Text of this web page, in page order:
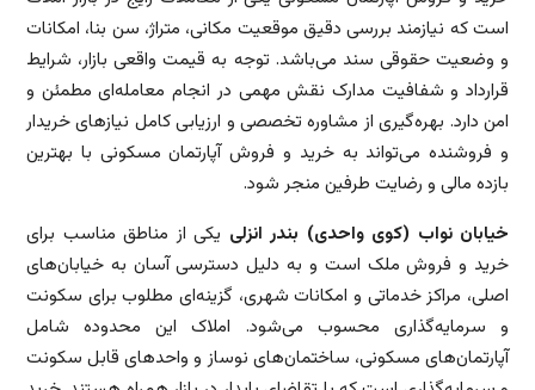
است که نیازمند بررسی دقیق موقعیت مکانی، متراژ، سن بنا، امکانات
و وضعیت حقوقی سند می‌باشد. توجه به قیمت واقعی بازار، شرایط
قرارداد و شفافیت مدارک نقش مهمی در انجام معامله‌ای مطمئن و
امن دارد. بهره‌گیری از مشاوره تخصصی و ارزیابی کامل نیازهای خریدار
و فروشنده می‌تواند به خرید و فروش آپارتمان مسکونی با بهترین
بازده مالی و رضایت طرفین منجر شود.
خیابان نواب (کوی واحدی) بندر انزلی یکی از مناطق مناسب برای
خرید و فروش ملک است و به دلیل دسترسی آسان به خیابان‌های
اصلی، مراکز خدماتی و امکانات شهری، گزینه‌ای مطلوب برای سکونت
و سرمایه‌گذاری محسوب می‌شود. املاک این محدوده شامل
آپارتمان‌های مسکونی، ساختمان‌های نوساز و واحدهای قابل سکونت